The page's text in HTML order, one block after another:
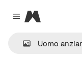
Close menu
Magnific